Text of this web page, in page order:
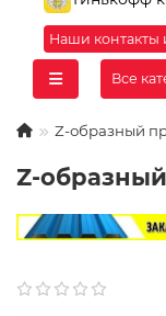
Наши контакты
Все
Z-образный
Z-